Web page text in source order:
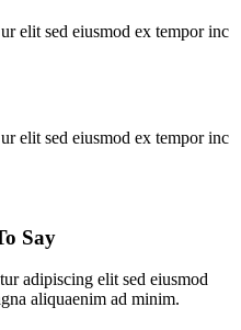
elit sed eiusmod ex tempor inc
elit sed eiusmod ex tempor inc
Say
adipiscing elit sed eiusmod
aliquaenim ad minim.